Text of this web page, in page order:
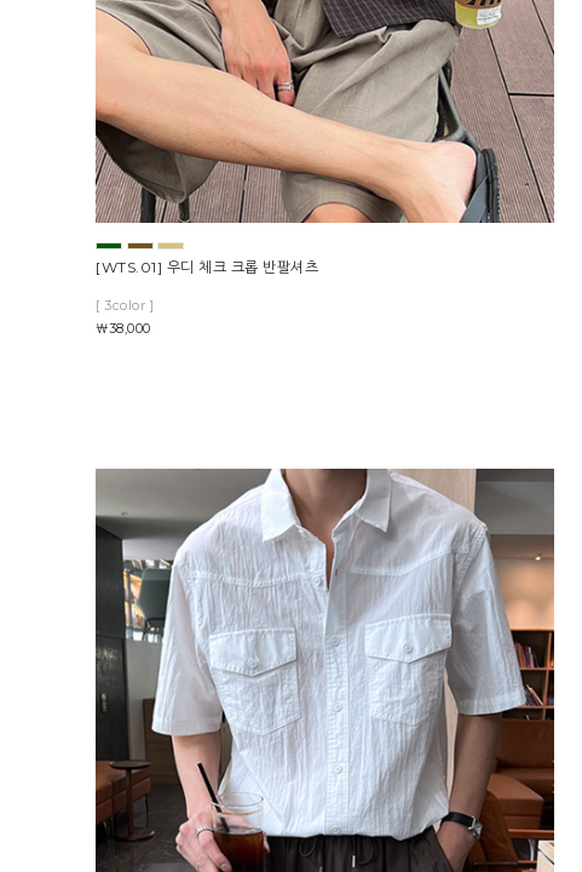
[WTS.01] 우디 체크 크롭 반팔셔츠
[ 3color ]
￦38,000